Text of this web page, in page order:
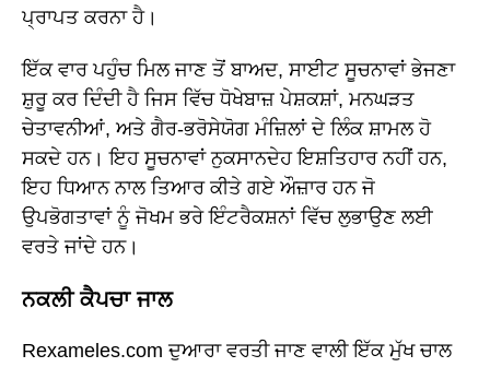
ਪ੍ਰਾਪਤ ਕਰਨਾ ਹੈ।
ਇੱਕ ਵਾਰ ਪਹੁੰਚ ਮਿਲ ਜਾਣ ਤੋਂ ਬਾਅਦ, ਸਾਈਟ ਸੂਚਨਾਵਾਂ ਭੇਜਣਾ
ਸ਼ੁਰੂ ਕਰ ਦਿੰਦੀ ਹੈ ਜਿਸ ਵਿੱਚ ਧੋਖੇਬਾਜ਼ ਪੇਸ਼ਕਸ਼ਾਂ, ਮਨਘੜਤ
ਚੇਤਾਵਨੀਆਂ, ਅਤੇ ਗੈਰ-ਭਰੋਸੇਯੋਗ ਮੰਜ਼ਿਲਾਂ ਦੇ ਲਿੰਕ ਸ਼ਾਮਲ ਹੋ
ਸਕਦੇ ਹਨ। ਇਹ ਸੂਚਨਾਵਾਂ ਨੁਕਸਾਨਦੇਹ ਇਸ਼ਤਿਹਾਰ ਨਹੀਂ ਹਨ,
ਇਹ ਧਿਆਨ ਨਾਲ ਤਿਆਰ ਕੀਤੇ ਗਏ ਔਜ਼ਾਰ ਹਨ ਜੋ
ਉਪਭੋਗਤਾਵਾਂ ਨੂੰ ਜੋਖਮ ਭਰੇ ਇੰਟਰੈਕਸ਼ਨਾਂ ਵਿੱਚ ਲੁਭਾਉਣ ਲਈ
ਵਰਤੇ ਜਾਂਦੇ ਹਨ।
ਨਕਲੀ ਕੈਪਚਾ ਜਾਲ
Rexameles.com ਦੁਆਰਾ ਵਰਤੀ ਜਾਣ ਵਾਲੀ ਇੱਕ ਮੁੱਖ ਚਾਲ